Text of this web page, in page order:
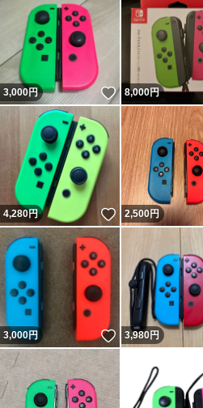
3,000円 いいね！
8,000円
4,280円 いいね！
2,500円
3,000円 いいね！
3,980円